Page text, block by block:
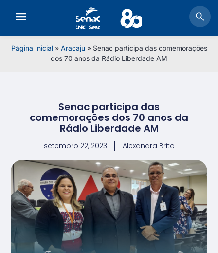
Página Inicial» Aracaju» Senac participa das comemorações
dos 70 anos da Rádio Liberdade AM
Senac participa das
comemorações dos 70 anos da
Rádio Liberdade AM
setembro 22, 2023 Alexandra Brito